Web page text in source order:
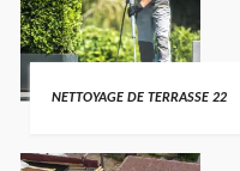
NETTOYAGE DE TERRASSE 22